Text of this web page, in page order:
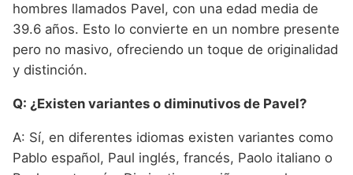
hombres llamados Pavel, con una edad media de
39.6 años. Esto lo convierte en un nombre presente
pero no masivo, ofreciendo un toque de originalidad
y distinción.
Q: ¿Existen variantes o diminutivos de Pavel?
A: Sí, en diferentes idiomas existen variantes como
Pablo español, Paul inglés, francés, Paolo italiano o